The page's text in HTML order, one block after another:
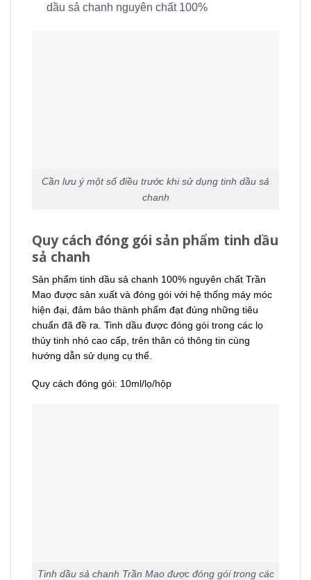
dầu sả chanh nguyên chất 100%
Cần lưu ý một số điều trước khi sử dụng tinh dầu sả
chanh
Quy cách đóng gói sản phẩm tinh dầu
sả chanh
Sản phẩm tinh dầu sả chanh 100% nguyên chất Trần
Mao được sản xuất và đóng gói với hệ thống máy móc
hiện đại, đảm bảo thành phẩm đạt đúng những tiêu
chuẩn đã đề ra. Tinh dầu được đóng gói trong các lọ
thủy tinh nhỏ cao cấp, trên thân có thông tin cùng
hướng dẫn sử dụng cụ thể.
Quy cách đóng gói: 10ml/lọ/hộp
Tinh dầu sả chanh Trần Mao được đóng gói trong các